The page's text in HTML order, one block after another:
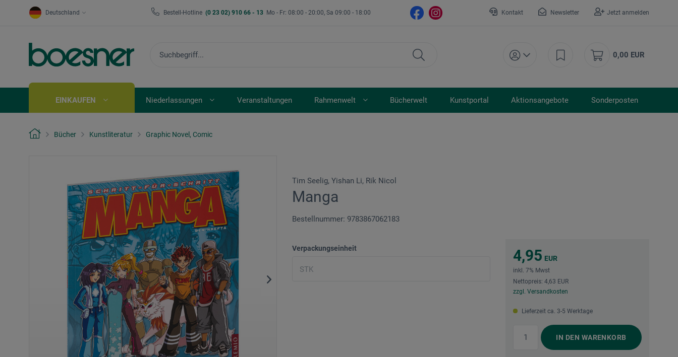
Deutschland Bestell-Hotline (0 23 02) 910 66 - 13 Mo - Fr: 08:00 - 20:00, Sa 09:00 - 18:00 Kontakt Newsletter Jetzt anmelden
0,00 EUR
EINKAUFEN Niederlassungen Veranstaltungen Rahmenwelt Bücherwelt Kunstportal Aktionsangebote Sonderposten
Bücher Kunstliteratur Graphic Novel, Comic
Tim Seelig, Yishan Li, Rik Nicol
Manga
Bestellnummer: 9783867062183
Verpackungseinheit 4,95 EUR
inkl. 7% Mwst
Nettopreis: 4,63 EUR
zzgl. Versandkosten
Lieferzeit ca. 3-5 Werktage
IN DEN WARENKORB